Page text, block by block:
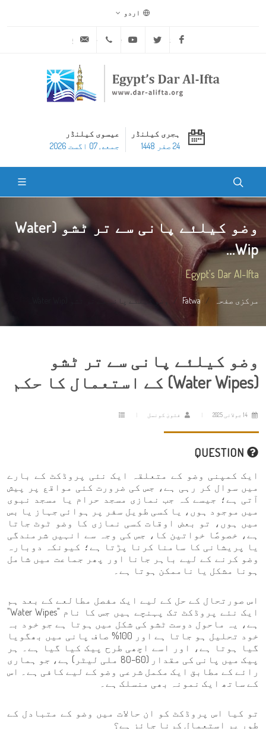
اردو
Facebook
Twitter
Youtube
ہجری کیلنڈر
24 صفر 1448
عیسوی کیلنڈر
جمعه, 07 اگست 2026
وضو کیلئے پانی سے تر ٹشو (Water
Wip...
Egypt's Dar Al-Ifta
مرکزی صفحہ Fatwa وضو کیلئے پانی سے تر ٹشو (Water Wip...
وضو کیلئے پانی سے تر ٹشو
(Water Wipes) کے استعمال کا حکم
فتویٰ کونسل
ایک کمپنی وضو کے متعلقہ ایک نئی پروڈکٹ کے بارے
میں سوال کر رہی ہے، جس کی ضرورت کئی مواقع پر پیش
آتی ہے؛ جیسے کہ جب نمازی مسجد حرام یا مسجد نبوی
میں موجود ہوں، یا کسی طویل سفر پر ہوائی جہاز یا بس
میں ہوں، تو بعض اوقات کسی نمازی کا وضو ٹوٹ جاتا
ہے، خصوصًا خواتین کا، جس کی وجہ سے انہیں شرمندگی
یا پریشانی کا سامنا کرنا پڑتا ہے؛ کیونکہ دوبارہ
وضو کرنے کے لیے باہر جانا اور پھر جماعت میں شامل
ہونا مشکل یا ناممکن ہوتا ہے۔
اس صورتحال کے حل کے لیے ایک مفصل مطالعے کے بعد ہم
ایک نئے پروڈکٹ تک پہنچے ہیں جس کا نام "Water Wipes"
ہے، یہ ماحول دوست ٹشو کی شکل میں ہوتا ہے جو خود بہ
خود تحلیل ہو جاتا ہے اور 100% صاف پانی میں بھگویا
گیا ہوتا ہے، اور اسے اچھی طرح پیک کیا گیا ہے۔ ہر
پیک میں پانی کی مقدار (60–80 ملی لیٹر) ہے، جو ہماری
رائے کے مطابق ایک مکمل شرعی وضو کے لیے کافی ہے۔ اس
کے ساتھ ایک نمونہ بھی منسلک ہے۔
تو کیا اس پروڈکٹ کو ان حالات میں وضو کے متبادل کے
طور پر استعمال کرنا جائز ہے؟